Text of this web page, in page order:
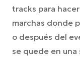
tracks para
marchas donde
o después del
se quede en una